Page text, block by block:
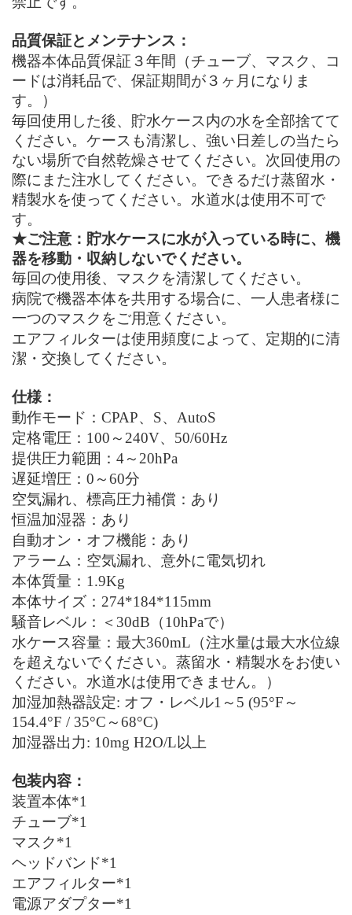
品質保証とメンテナンス：
機器本体品質保証３年間（チューブ、マスク、コ
ードは消耗品で、保証期間が３ヶ月になりま
す。）
毎回使用した後、貯水ケース内の水を全部捨てて
ください。ケースも清潔し、強い日差しの当たら
ない場所で自然乾燥させてください。次回使用の
際にまた注水してください。できるだけ蒸留水・
精製水を使ってください。水道水は使用不可で
す。
★ご注意：貯水ケースに水が入っている時に、機
器を移動・収納しないでください。
毎回の使用後、マスクを清潔してください。
病院で機器本体を共用する場合に、一人患者様に
一つのマスクをご用意ください。
エアフィルターは使用頻度によって、定期的に清
潔・交換してください。
仕様：
動作モード： CPAP、 S、 AutoS
定格電圧： 100～240V、50/60Hz
提供圧力範囲： 4～20hPa
遅延増圧： 0～60分
空気漏れ、標高圧力補償：あり
恒温加湿器：あり
自動オン・オフ機能：あり
アラーム：空気漏れ、意外に電気切れ
本体質量： 1.9Kg
本体サイズ： 274*184*115mm
騒音レベル ：＜ 30dB（10hPaで）
水ケース容量：最大360mL （注水量は最大水位線
を超えないでください。蒸留水・精製水をお使い
ください。水道水は使用できません。）
加湿加熱器設定: オフ・レベル1～5 (95°F～
154.4°F / 35°C～68°C)
加湿器出力: 10mg H2O/L以上
包装内容：
装置本体*1
チューブ*1
マスク*1
ヘッドバンド*1
エアフィルター*1
電源アダプター*1